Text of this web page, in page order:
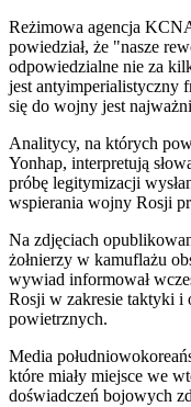
Reżimowa agencja
powiedział, że "nasze
odpowiedzialne nie za
jest antyimperialistyczny
się do wojny jest
Analitycy, na których
Yonhap, interpretują
próbę legitymizacji
wspierania wojny Rosji
Na zdjęciach
żołnierzy w kamuflażu
wywiad informował
Rosji w zakresie taktyki i
powietrznych.
Media
które miały miejsce we
doświadczeń bojowych